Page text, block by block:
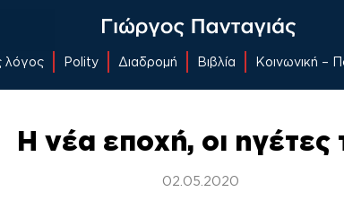
λόγος Polity Διαδρομή Βιβλία Κοινωνική –
Η νέα εποχή, οι ηγέτες
02.05.2020